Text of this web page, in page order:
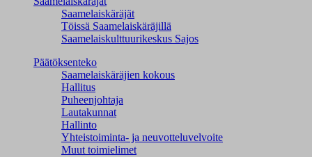
Saamelaiskäräjät
Töissä Saamelaiskäräjillä
Saamelaiskulttuuri­keskus Sajos
Päätöksenteko
Saamelaiskäräjien kokous
Hallitus
Puheenjohtaja
Lautakunnat
Hallinto
Yhteistoiminta- ja neuvotteluvelvoite
Muut toimielimet